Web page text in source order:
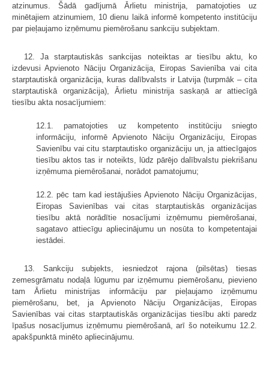
atzinumus. Šādā gadījumā Ārlietu ministrija, pamatojoties uz
minētajiem atzinumiem, 10 dienu laikā informē kompetento institūciju
par pieļaujamo izņēmumu piemērošanu sankciju subjektam.
12. Ja starptautiskās sankcijas noteiktas ar tiesību aktu, ko
izdevusi Apvienoto Nāciju Organizācija, Eiropas Savienība vai cita
starptautiskā organizācija, kuras dalībvalsts ir Latvija (turpmāk – cita
starptautiskā organizācija), Ārlietu ministrija saskaņā ar attiecīgā
tiesību akta nosacījumiem:
12.1. pamatojoties uz kompetento institūciju sniegto
informāciju, informē Apvienoto Nāciju Organizāciju, Eiropas
Savienību vai citu starptautisko organizāciju un, ja attiecīgajos
tiesību aktos tas ir noteikts, lūdz pārējo dalībvalstu piekrišanu
izņēmuma piemērošanai, norādot pamatojumu;
12.2. pēc tam kad iestājušies Apvienoto Nāciju Organizācijas,
Eiropas Savienības vai citas starptautiskās organizācijas
tiesību aktā norādītie nosacījumi izņēmumu piemērošanai,
sagatavo attiecīgu apliecinājumu un nosūta to kompetentajai
iestādei.
13. Sankciju subjekts, iesniedzot rajona (pilsētas) tiesas
zemesgrāmatu nodaļā lūgumu par izņēmumu piemērošanu, pievieno
tam Ārlietu ministrijas informāciju par pieļaujamo izņēmumu
piemērošanu, bet, ja Apvienoto Nāciju Organizācijas, Eiropas
Savienības vai citas starptautiskās organizācijas tiesību akti paredz
īpašus nosacījumus izņēmumu piemērošanā, arī šo noteikumu 12.2.
apakšpunktā minēto apliecinājumu.